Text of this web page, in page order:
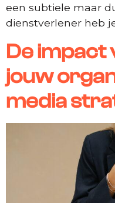
een subtiele maar
dienstverlener heb
De impact
jouw
media